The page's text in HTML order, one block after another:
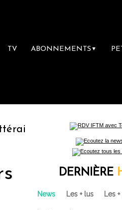
TV ABONNEMENTS ▼
la première librairie du
DERNIÈRE
News Les + lus Les